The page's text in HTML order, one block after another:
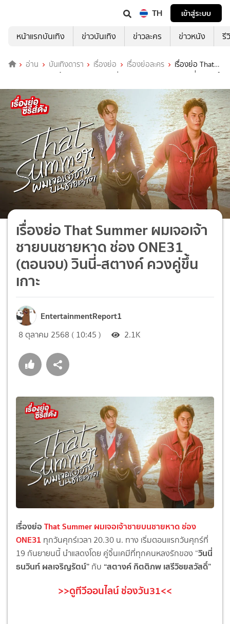
TH
เข้าสู่ระบบ
หน้าแรกบันเทิง
ข่าวบันเทิง ข่าวละคร ข่าวหนัง รี
อ่าน บันเทิงดารา เรื่องย่อ เรื่องย่อละคร
เรื่องย่อ That
Summer ผมเจอเจ้าชายบนชายหาด ช่อง ONE31 (ตอนจบ) วินนี่-สตางค์
เรื่องย่อ That Summer ผมเจอเจ้า
ชายบนชายหาด ช่อง ONE31
(ตอนจบ) วินนี่-สตางค์ ควงคู่ขึ้น
เกาะ
EntertainmentReport1
8 ตุลาคม 2568 ( 10:45 ) 2.1K
เรื่องย่อThat Summer ผมเจอเจ้าชายบนชายหาด ช่อง
ONE31 ทุกวันศุกร์เวลา 20.30 น. ทาง เริ่มตอนแรกวันศุกร์ที่
19 กันยายนนี้ นำแสดงโดย คู่จิ้นเคมีที่ทุกคนหลงรักของ “วินนี่
ธนวินท์ ผลเจริญรัตน์” กับ “สตางค์ กิตติภพ เสรีวิชยสวัสดิ์”
>>ดูทีวีออนไลน์ ช่องวัน31<<